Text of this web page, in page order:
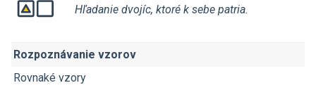
Hľadanie dvojíc, ktoré k sebe patria.
Rozpoznávanie vzorov
Rovnaké vzory